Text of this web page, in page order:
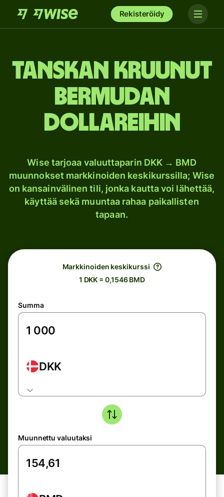
Rekisteröidy
Tanskan kruunut
Bermudan
dollareihin
Wise tarjoaa valuuttaparin DKK → BMD
muunnokset markkinoiden keskikurssilla; Wise
on kansainvälinen tili, jonka kautta voi lähettää,
käyttää sekä muuntaa rahaa paikallisten
tapaan.
Markkinoiden keskikurssi
1 DKK = 0,1546 BMD
Summa
DKK
Muunnettu valuutaksi